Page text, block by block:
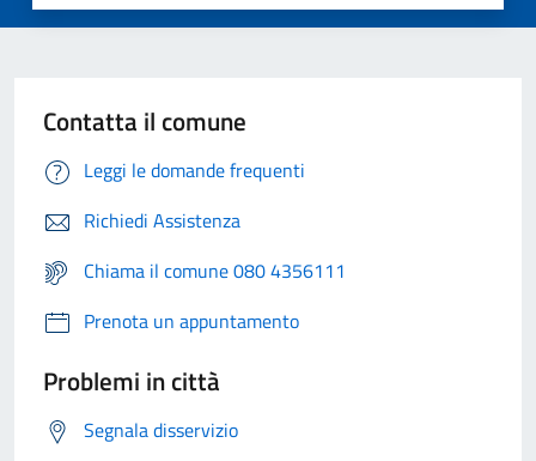
Contatta il comune
Leggi le domande frequenti
Richiedi Assistenza
Chiama il comune 080 4356111
Prenota un appuntamento
Problemi in città
Segnala disservizio